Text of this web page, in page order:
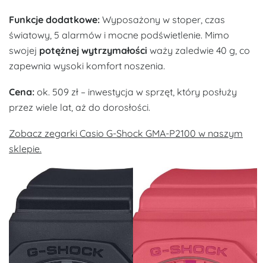
Funkcje dodatkowe: Wyposażony w stoper, czas
światowy, 5 alarmów i mocne podświetlenie. Mimo
swojej potężnej wytrzymałości waży zaledwie 40 g, co
zapewnia wysoki komfort noszenia.
Cena: ok. 509 zł – inwestycja w sprzęt, który posłuży
przez wiele lat, aż do dorosłości.
Zobacz zegarki Casio G-Shock GMA-P2100 w naszym
sklepie.